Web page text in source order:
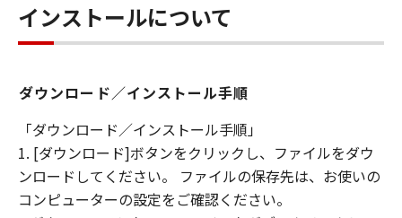
インストールについて
ダウンロード／インストール手順
「ダウンロード／インストール手順」
1. [ダウンロード]ボタンをクリックし、ファイルをダウ
ンロードしてください。 ファイルの保存先は、お使いの
コンピューターの設定をご確認ください。